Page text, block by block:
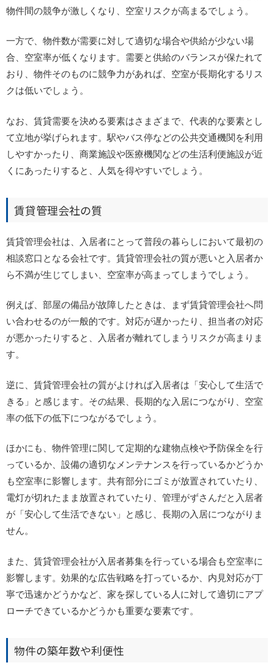
物件間の競争が激しくなり、空室リスクが高まるでしょう。
一方で、物件数が需要に対して適切な場合や供給が少ない場
合、空室率が低くなります。需要と供給のバランスが保たれて
おり、物件そのものに競争力があれば、空室が長期化するリス
クは低いでしょう。
なお、賃貸需要を決める要素はさまざまで、代表的な要素とし
て立地が挙げられます。駅やバス停などの公共交通機関を利用
しやすかったり、商業施設や医療機関などの生活利便施設が近
くにあったりすると、人気を得やすいでしょう。
賃貸管理会社の質
賃貸管理会社は、入居者にとって普段の暮らしにおいて最初の
相談窓口となる会社です。賃貸管理会社の質が悪いと入居者か
ら不満が生じてしまい、空室率が高まってしまうでしょう。
例えば、部屋の備品が故障したときは、まず賃貸管理会社へ問
い合わせるのが一般的です。対応が遅かったり、担当者の対応
が悪かったりすると、入居者が離れてしまうリスクが高まりま
す。
逆に、賃貸管理会社の質がよければ入居者は「安心して生活で
きる」と感じます。その結果、長期的な入居につながり、空室
率の低下の低下につながるでしょう。
ほかにも、物件管理に関して定期的な建物点検や予防保全を行
っているか、設備の適切なメンテナンスを行っているかどうか
も空室率に影響します。共有部分にゴミが放置されていたり、
電灯が切れたまま放置されていたり、管理がずさんだと入居者
が「安心して生活できない」と感じ、長期の入居につながりま
せん。
また、賃貸管理会社が入居者募集を行っている場合も空室率に
影響します。効果的な広告戦略を打っているか、内見対応が丁
寧で迅速かどうかなど、家を探している人に対して適切にアプ
ローチできているかどうかも重要な要素です。
物件の築年数や利便性